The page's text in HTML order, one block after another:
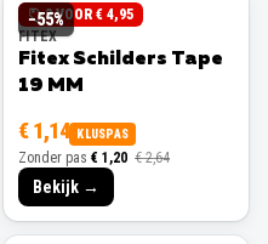
−55%
3 VOOR € 4,95
FITEX
Fitex Schilders Tape
19 MM
€ 1,14 KLUSPAS
Zonder pas € 1,20 € 2,64
Bekijk →